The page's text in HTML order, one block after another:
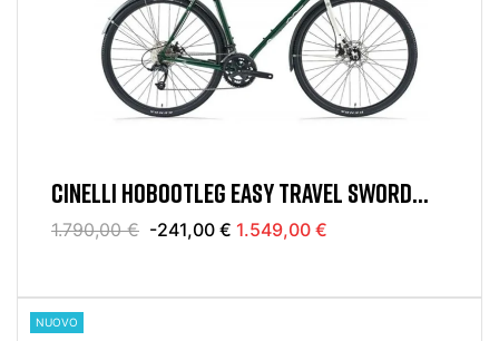
CINELLI HOBOOTLEG EASY TRAVEL SWORD
FOREVER GREEN 2 X10S
1.790,00 € -241,00 € 1.549,00 €
NUOVO